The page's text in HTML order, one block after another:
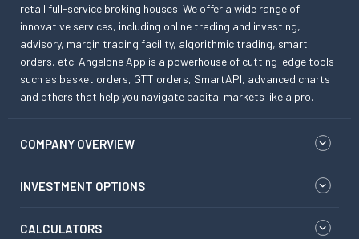
retail full-service broking houses. We offer a wide range of
innovative services, including online trading and investing,
advisory, margin trading facility, algorithmic trading, smart
orders, etc. Angelone App is a powerhouse of cutting-edge tools
such as basket orders, GTT orders, SmartAPI, advanced charts
and others that help you navigate capital markets like a pro.
COMPANY OVERVIEW
INVESTMENT OPTIONS
CALCULATORS